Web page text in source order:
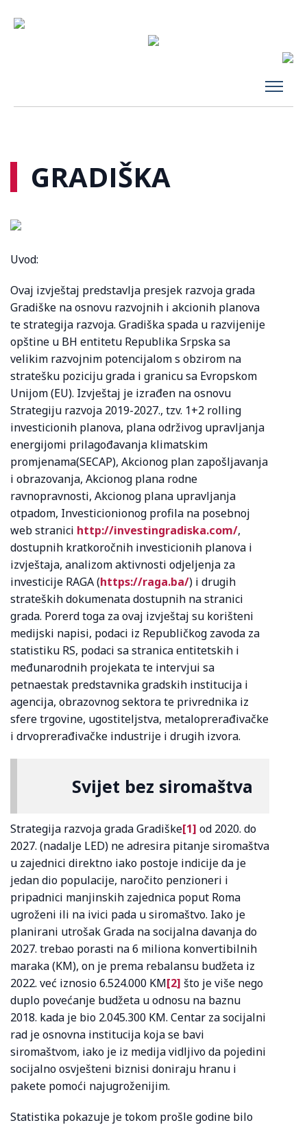
GRADIŠKA
Uvod:
Ovaj izvještaj predstavlja presjek razvoja grada
Gradiške na osnovu razvojnih i akcionih planova
te strategija razvoja. Gradiška spada u razvijenije
opštine u BH entitetu Republika Srpska sa
velikim razvojnim potencijalom s obzirom na
stratešku poziciju grada i granicu sa Evropskom
Unijom (EU). Izvještaj je izrađen na osnovu
Strategiju razvoja 2019-2027., tzv. 1+2 rolling
investicionih planova, plana održivog upravljanja
energijomi prilagođavanja klimatskim
promjenama(SECAP), Akcionog plan zapošljavanja
i obrazovanja, Akcionog plana rodne
ravnopravnosti, Akcionog plana upravljanja
otpadom, Investicionionog profila na posebnoj
web stranici http://investingradiska.com/,
dostupnih kratkoročnih investicionih planova i
izvještaja, analizom aktivnosti odjeljenja za
investicije RAGA (https://raga.ba/) i drugih
strateških dokumenata dostupnih na stranici
grada. Porerd toga za ovaj izvještaj su korišteni
medijski napisi, podaci iz Republičkog zavoda za
statistiku RS, podaci sa stranica entitetskih i
međunarodnih projekata te intervjui sa
petnaestak predstavnika gradskih institucija i
agencija, obrazovnog sektora te privrednika iz
sfere trgovine, ugostiteljstva, metaloprerađivačke
i drvoprerađivačke industrije i drugih izvora.
Svijet bez siromaštva
Strategija razvoja grada Gradiške[1] od 2020. do
2027. (nadalje LED) ne adresira pitanje siromaštva
u zajednici direktno iako postoje indicije da je
jedan dio populacije, naročito penzioneri i
pripadnici manjinskih zajednica poput Roma
ugroženi ili na ivici pada u siromaštvo. Iako je
planirani utrošak Grada na socijalna davanja do
2027. trebao porasti na 6 miliona konvertibilnih
maraka (KM), on je prema rebalansu budžeta iz
2022. već iznosio 6.524.000 KM[2] što je više nego
duplo povećanje budžeta u odnosu na baznu
2018. kada je bio 2.045.300 KM. Centar za socijalni
rad je osnovna institucija koja se bavi
siromaštvom, iako je iz medija vidljivo da pojedini
socijalno osvješteni biznisi doniraju hranu i
pakete pomoći najugroženijim.
Statistika pokazuje je tokom prošle godine bilo